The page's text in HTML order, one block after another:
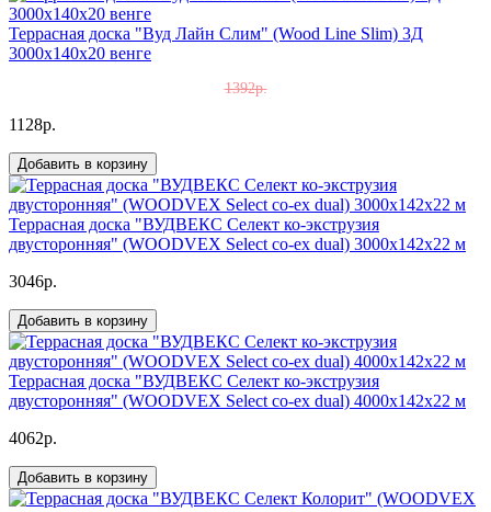
Террасная доска "Вуд Лайн Слим" (Wood Line Slim) 3Д
3000х140х20 венге
1392р.
1128р.
Добавить в корзину
Террасная доска "ВУДВЕКС Селект ко-экструзия
двусторонняя" (WOODVEX Select co-ex dual) 3000х142х22 м
3046р.
Добавить в корзину
Террасная доска "ВУДВЕКС Селект ко-экструзия
двусторонняя" (WOODVEX Select co-ex dual) 4000х142х22 м
4062р.
Добавить в корзину